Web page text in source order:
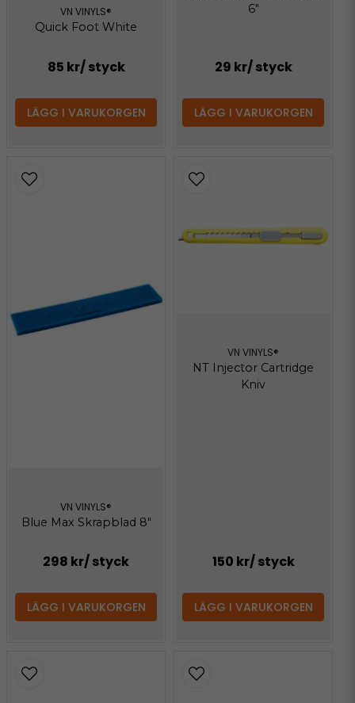
VN VINYLS®
Quick Foot White
85 kr/ styck
LÄGG I VARUKORGEN
6"
29 kr/ styck
LÄGG I VARUKORGEN
VN VINYLS®
Blue Max Skrapblad 8"
298 kr/ styck
LÄGG I VARUKORGEN
VN VINYLS®
NT Injector Cartridge
Kniv
150 kr/ styck
LÄGG I VARUKORGEN